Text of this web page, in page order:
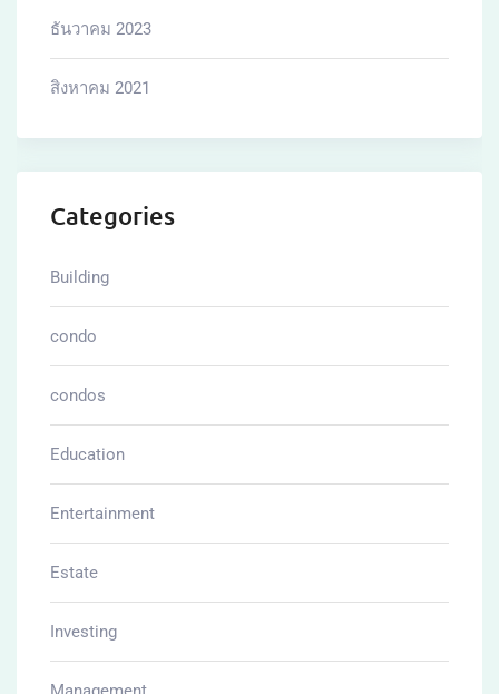
ธันวาคม 2023
สิงหาคม 2021
Categories
Building
condo
condos
Education
Entertainment
Estate
Investing